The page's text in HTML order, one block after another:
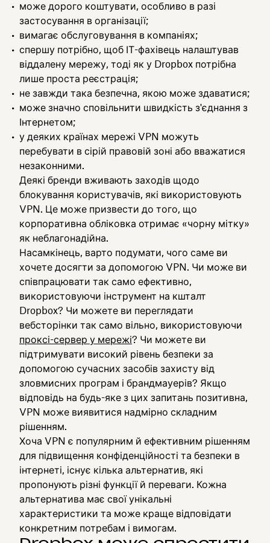
може дорого коштувати, особливо в разі
застосування в організації;
вимагає обслуговування в компаніях;
спершу потрібно, щоб ІТ-фахівець налаштував
віддалену мережу, тоді як у Dropbox потрібна
лише проста реєстрація;
не завжди така безпечна, якою може здаватися;
може значно сповільнити швидкість з'єднання з
Інтернетом;
у деяких країнах мережі VPN можуть
перебувати в сірій правовій зоні або вважатися
незаконними.
Деякі бренди вживають заходів щодо
блокування користувачів, які використовують
VPN. Це може призвести до того, що
корпоративна обліковка отримає «чорну мітку»
як неблагонадійна.
Насамкінець, варто подумати, чого саме ви
хочете досягти за допомогою VPN. Чи може ви
співпрацювати так само ефективно,
використовуючи інструмент на кшталт
Dropbox? Чи можете ви переглядати
вебсторінки так само вільно, використовуючи
проксі-сервер у мережі? Чи можете ви
підтримувати високий рівень безпеки за
допомогою сучасних засобів захисту від
зловмисних програм і брандмауерів? Якщо
відповідь на будь-яке з цих запитань позитивна,
VPN може виявитися надмірно складним
рішенням.
Хоча VPN є популярним й ефективним рішенням
для підвищення конфіденційності та безпеки в
інтернеті, існує кілька альтернатив, які
пропонують різні функції й переваги. Кожна
альтернатива має свої унікальні
характеристики та може краще відповідати
конкретним потребам і вимогам.